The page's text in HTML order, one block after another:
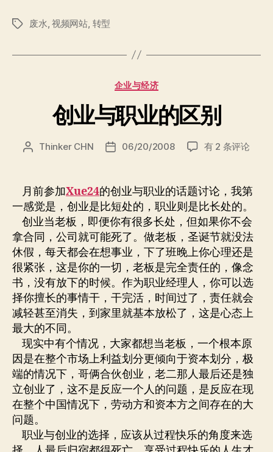
标
废水 视频网站 转型
分
企业与经济
创业与职业的区别
文
者
Thinker CHN
发
期
06/20/2008
创
职
业
的
区
别
有 2 条评论
月前参加Xue24的创业与职业的话题讨论，我第
一感觉是，创业是比短处的，职业则是比长处的。
创业当老板，即便你有很多长处，但如果你不会
拿合同，公司就可能死了。做老板，圣诞节就没法
休假，每天都会在想事业，下了班晚上你心理还是
很紧张，这是你的一切，老板是完全责任的，像念
书，没有放下的时候。作为职业经理人，你可以选
择你擅长的事情干，干完活，时间过了，责任就会
减轻甚至消失，到家里就基本放松了，这是心态上
最大的不同。
现实中有个情况，大家都想当老板，一个根本原
因是在整个市场上利益划分更倾向于资本划分，极
端的情况下，哥俩合伙创业，老二那人最后还是独
立创业了，这不是反应一个人的问题，是反应在现
在整个中国情况下，劳动方和资本方之间存在的大
问题。
职业与创业的选择，应该从过程快乐的角度来选